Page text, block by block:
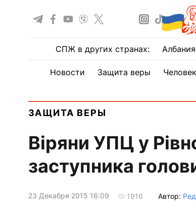
СПЖ в других странах: Албания
Новости Защита веры
ЗАЩИТА ВЕРЫ
Віряни УПЦ у
заступника
23 Декабря 2015 16:09 1916 Автор: